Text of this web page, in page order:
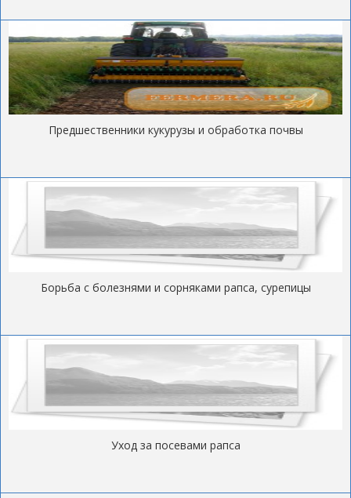
Предшественники кукурузы и обработка почвы
Борьба с болезнями и сорняками рапса, сурепицы
Уход за посевами рапса